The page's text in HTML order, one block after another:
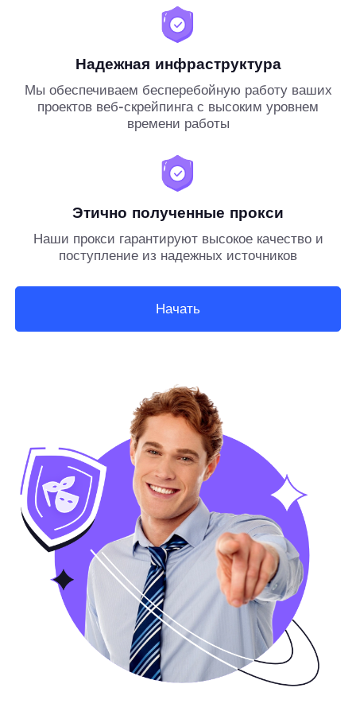
Надежная инфраструктура
Мы обеспечиваем бесперебойную работу ваших
проектов веб-скрейпинга с высоким уровнем
времени работы
Этично полученные прокси
Наши прокси гарантируют высокое качество и
поступление из надежных источников
Начать